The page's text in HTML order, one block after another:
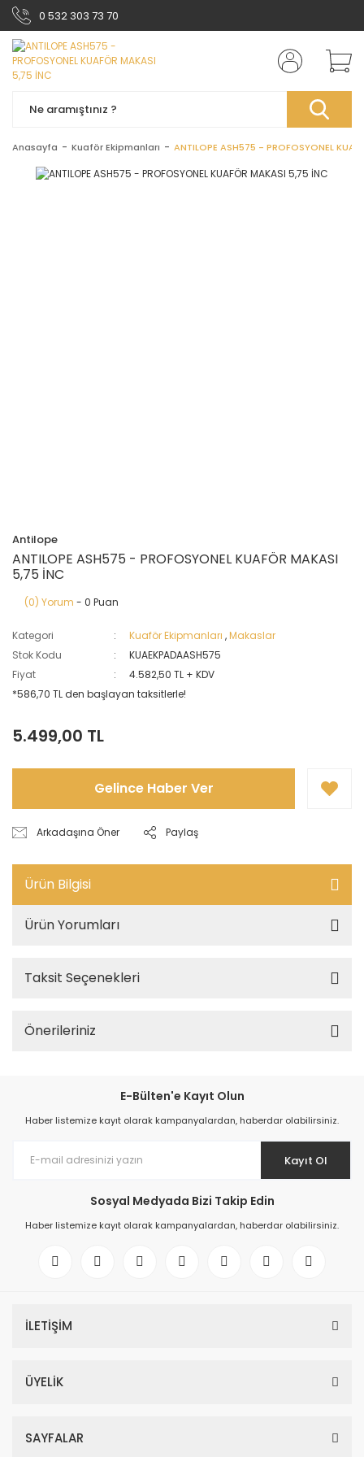
0 532 303 73 70
Anasayfa Kuaför Ekipmanları ANTILOPE ASH575 - PROFOSYONEL
Antilope
ANTILOPE ASH575 - PROFOSYONEL KUAFÖR MAKASI
5,75 İNC
(0) Yorum - 0 Puan
Kategori Kuaför Ekipmanları ,Makaslar
Stok Kodu
KUAEKPADAASH575
Fiyat
4.582,50 TL + KDV
*586,70 TL den başlayan taksitlerle!
5.499,00 TL
Gelince Haber Ver
Arkadaşına Öner Paylaş
Ürün Bilgisi
Ürün Yorumları
Taksit Seçenekleri
Önerileriniz
E-Bülten'e Kayıt Olun
Haber listemize kayıt olarak kampanyalardan, haberdar olabilirsiniz.
Kayıt Ol
Sosyal Medyada Bizi Takip Edin
Haber listemize kayıt olarak kampanyalardan, haberdar olabilirsiniz.
İLETİŞİM
ÜYELİK
SAYFALAR